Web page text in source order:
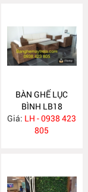
BÀN GHẾ LỤC
BÌNH LB18
Giá: LH - 0938 423
805